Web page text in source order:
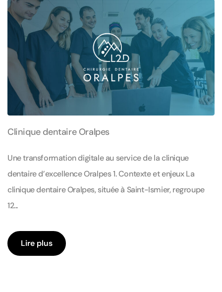
Clinique dentaire Oralpes
Une transformation digitale au service de la clinique
dentaire d’excellence Oralpes 1. Contexte et enjeux La
clinique dentaire Oralpes, située à Saint-Ismier, regroupe
12...
Lire plus